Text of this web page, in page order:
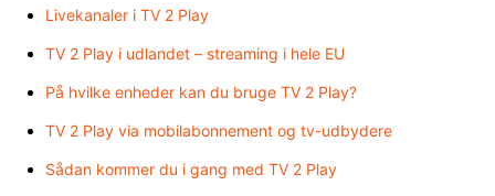
Livekanaler i TV 2 Play
TV 2 Play i udlandet – streaming i hele EU
På hvilke enheder kan du bruge TV 2 Play?
TV 2 Play via mobilabonnement og tv-udbydere
Sådan kommer du i gang med TV 2 Play